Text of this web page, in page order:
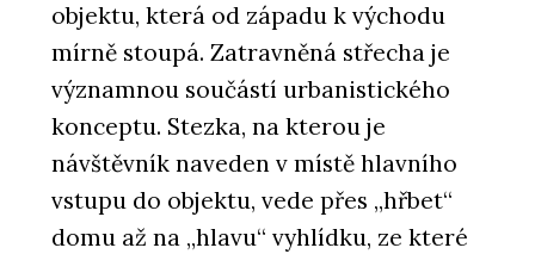
objektu, která od západu k východu
mírně stoupá. Zatravněná střecha je
významnou součástí urbanistického
konceptu. Stezka, na kterou je
návštěvník naveden v místě hlavního
vstupu do objektu, vede přes „hřbet“
domu až na „hlavu“ vyhlídku, ze které